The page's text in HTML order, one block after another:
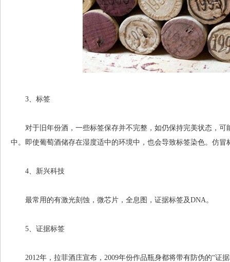
3、标签
对于旧年份酒，一些标签保存并不完整，如仍保持完美状态，可
中。即使葡萄酒储存在湿度适中的环境中，也会导致标签染色。仿
4、新兴科技
最常用的有激光刻蚀，微芯片，全息图，证据标签及DNA。
5、证据标签
2012年，拉菲酒庄宣布，2009年份作品瓶身都将带有防伪的“证